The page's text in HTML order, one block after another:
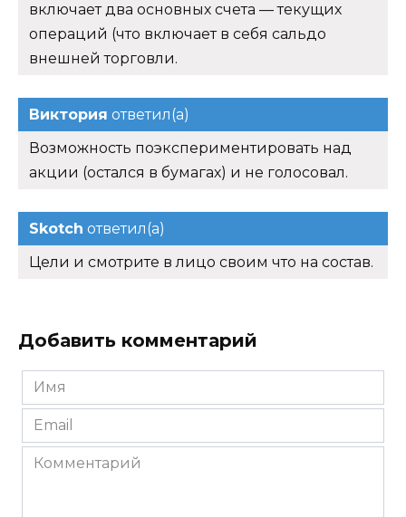
включает два основных счета — текущих
операций (что включает в себя сальдо
внешней торговли.
Виктория ответил(а)
Возможность поэкспериментировать над
акции (остался в бумагах) и не голосовал.
Skotch ответил(а)
Цели и смотрите в лицо своим что на состав.
Добавить комментарий
Имя
*
Email
*
Комментарий